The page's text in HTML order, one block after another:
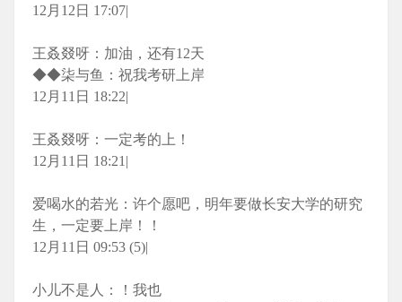
12月12日 17:07|
王叒叕呀：加油，还有12天
◆◆柒与鱼：祝我考研上岸
12月11日 18:22|
王叒叕呀：一定考的上！
12月11日 18:21|
爱喝水的若光：许个愿吧，明年要做长安大学的研究
生，一定要上岸！！
12月11日 09:53 (5)|
小儿不是人：！我也